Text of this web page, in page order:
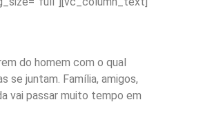
do homem com o qual
se juntam. Família, amigos,
vai passar muito tempo em